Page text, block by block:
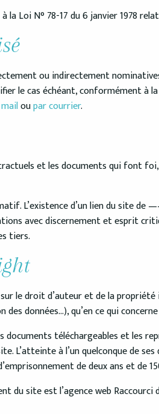
Loi N° 78-17 du 6 janvier 1978
ou indirectement
le cas échéant, conformément à
oupar courrier.
et les documents qui font
L’existence d’un lien du site de
avec discernement et esprit
tiers.
le droit d’auteur et de la
données…), qu’en ce qui
téléchargeables et les
L’atteinte à l’un quelconque de
de deux ans et de
site est l’agence web Raccourci